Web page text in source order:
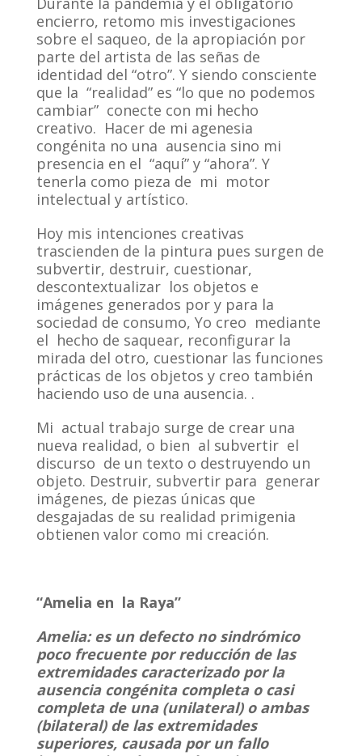
encierro, retomo mis investigaciones
sobre el saqueo, de la apropiación por
parte del artista de las señas de
identidad del “otro”. Y siendo consciente
que la “realidad” es “lo que no podemos
cambiar” conecte con mi hecho
creativo. Hacer de mi agenesia
congénita no una ausencia sino mi
presencia en el “aquí” y “ahora”. Y
tenerla como pieza de mi motor
intelectual y artístico.
Hoy mis intenciones creativas
trascienden de la pintura pues surgen de
subvertir, destruir, cuestionar,
descontextualizar los objetos e
imágenes generados por y para la
sociedad de consumo, Yo creo mediante
el hecho de saquear, reconfigurar la
mirada del otro, cuestionar las funciones
prácticas de los objetos y creo también
haciendo uso de una ausencia. .
Mi actual trabajo surge de crear una
nueva realidad, o bien al subvertir el
discurso de un texto o destruyendo un
objeto. Destruir, subvertir para generar
imágenes, de piezas únicas que
desgajadas de su realidad primigenia
obtienen valor como mi creación.
“Amelia en la Raya”
Amelia:es un defecto no sindrómico
poco frecuente por reducción de las
extremidades caracterizado por la
ausencia congénita completa o casi
completa de una (unilateral) o ambas
(bilateral) de las extremidades
superiores, causada por un fallo